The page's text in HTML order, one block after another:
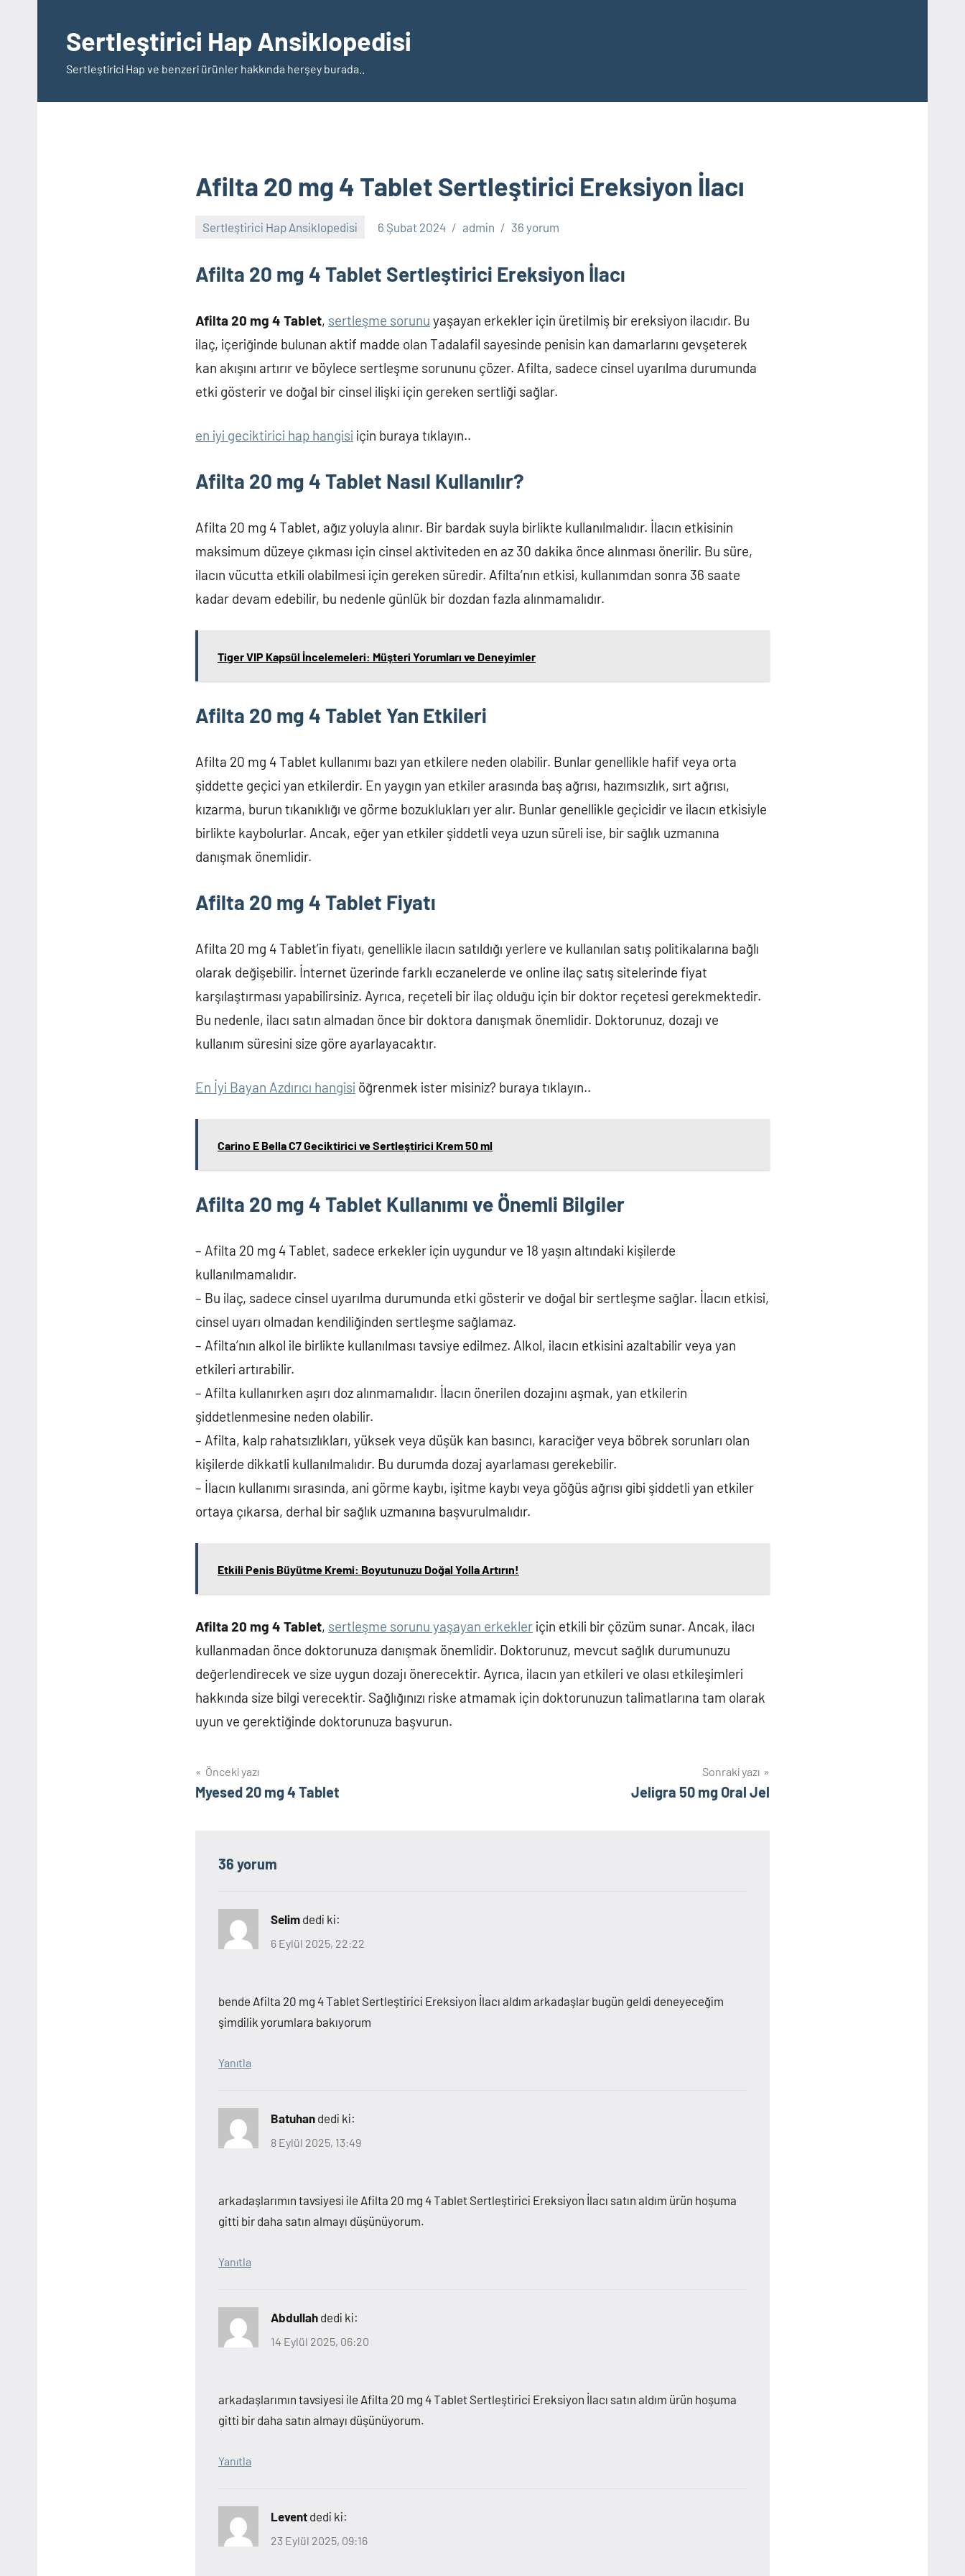
Sertleştirici Hap Ansiklopedisi
Sertleştirici Hap ve benzeri ürünler hakkında herşey burada..
Afilta 20 mg 4 Tablet Sertleştirici Ereksiyon İlacı
Sertleştirici Hap Ansiklopedisi 6 Şubat 2024 admin 36 yorum
Afilta 20 mg 4 Tablet Sertleştirici Ereksiyon İlacı
Afilta 20 mg 4 Tablet, sertleşme sorunu yaşayan erkekler için üretilmiş bir ereksiyon ilacıdır. Bu
ilaç, içeriğinde bulunan aktif madde olan Tadalafil sayesinde penisin kan damarlarını gevşeterek
kan akışını artırır ve böylece sertleşme sorununu çözer. Afilta, sadece cinsel uyarılma durumunda
etki gösterir ve doğal bir cinsel ilişki için gereken sertliği sağlar.
en iyi geciktirici hap hangisi için buraya tıklayın..
Afilta 20 mg 4 Tablet Nasıl Kullanılır?
Afilta 20 mg 4 Tablet, ağız yoluyla alınır. Bir bardak suyla birlikte kullanılmalıdır. İlacın etkisinin
maksimum düzeye çıkması için cinsel aktiviteden en az 30 dakika önce alınması önerilir. Bu süre,
ilacın vücutta etkili olabilmesi için gereken süredir. Afilta’nın etkisi, kullanımdan sonra 36 saate
kadar devam edebilir, bu nedenle günlük bir dozdan fazla alınmamalıdır.
Tiger VIP Kapsül İncelemeleri: Müşteri Yorumları ve Deneyimler
Afilta 20 mg 4 Tablet Yan Etkileri
Afilta 20 mg 4 Tablet kullanımı bazı yan etkilere neden olabilir. Bunlar genellikle hafif veya orta
şiddette geçici yan etkilerdir. En yaygın yan etkiler arasında baş ağrısı, hazımsızlık, sırt ağrısı,
kızarma, burun tıkanıklığı ve görme bozuklukları yer alır. Bunlar genellikle geçicidir ve ilacın etkisiyle
birlikte kaybolurlar. Ancak, eğer yan etkiler şiddetli veya uzun süreli ise, bir sağlık uzmanına
danışmak önemlidir.
Afilta 20 mg 4 Tablet Fiyatı
Afilta 20 mg 4 Tablet’in fiyatı, genellikle ilacın satıldığı yerlere ve kullanılan satış politikalarına bağlı
olarak değişebilir. İnternet üzerinde farklı eczanelerde ve online ilaç satış sitelerinde fiyat
karşılaştırması yapabilirsiniz. Ayrıca, reçeteli bir ilaç olduğu için bir doktor reçetesi gerekmektedir.
Bu nedenle, ilacı satın almadan önce bir doktora danışmak önemlidir. Doktorunuz, dozajı ve
kullanım süresini size göre ayarlayacaktır.
En İyi Bayan Azdırıcı hangisi öğrenmek ister misiniz? buraya tıklayın..
Carino E Bella C7 Geciktirici ve Sertleştirici Krem 50 ml
Afilta 20 mg 4 Tablet Kullanımı ve Önemli Bilgiler
– Afilta 20 mg 4 Tablet, sadece erkekler için uygundur ve 18 yaşın altındaki kişilerde
kullanılmamalıdır.
– Bu ilaç, sadece cinsel uyarılma durumunda etki gösterir ve doğal bir sertleşme sağlar. İlacın etkisi,
cinsel uyarı olmadan kendiliğinden sertleşme sağlamaz.
– Afilta’nın alkol ile birlikte kullanılması tavsiye edilmez. Alkol, ilacın etkisini azaltabilir veya yan
etkileri artırabilir.
– Afilta kullanırken aşırı doz alınmamalıdır. İlacın önerilen dozajını aşmak, yan etkilerin
şiddetlenmesine neden olabilir.
– Afilta, kalp rahatsızlıkları, yüksek veya düşük kan basıncı, karaciğer veya böbrek sorunları olan
kişilerde dikkatli kullanılmalıdır. Bu durumda dozaj ayarlaması gerekebilir.
– İlacın kullanımı sırasında, ani görme kaybı, işitme kaybı veya göğüs ağrısı gibi şiddetli yan etkiler
ortaya çıkarsa, derhal bir sağlık uzmanına başvurulmalıdır.
Etkili Penis Büyütme Kremi: Boyutunuzu Doğal Yolla Artırın!
Afilta 20 mg 4 Tablet, sertleşme sorunu yaşayan erkekler için etkili bir çözüm sunar. Ancak, ilacı
kullanmadan önce doktorunuza danışmak önemlidir. Doktorunuz, mevcut sağlık durumunuzu
değerlendirecek ve size uygun dozajı önerecektir. Ayrıca, ilacın yan etkileri ve olası etkileşimleri
hakkında size bilgi verecektir. Sağlığınızı riske atmamak için doktorunuzun talimatlarına tam olarak
uyun ve gerektiğinde doktorunuza başvurun.
Yazı
gezinmesi
Önceki yazı
Myesed 20 mg 4 Tablet
Sonraki yazı
Jeligra 50 mg Oral Jel
36 yorum
Selim dedi ki:
6 Eylül 2025, 22:22
bende Afilta 20 mg 4 Tablet Sertleştirici Ereksiyon İlacı aldım arkadaşlar bugün geldi deneyeceğim
şimdilik yorumlara bakıyorum
Yanıtla
Batuhan dedi ki:
8 Eylül 2025, 13:49
arkadaşlarımın tavsiyesi ile Afilta 20 mg 4 Tablet Sertleştirici Ereksiyon İlacı satın aldım ürün hoşuma
gitti bir daha satın almayı düşünüyorum.
Yanıtla
Abdullah dedi ki:
14 Eylül 2025, 06:20
arkadaşlarımın tavsiyesi ile Afilta 20 mg 4 Tablet Sertleştirici Ereksiyon İlacı satın aldım ürün hoşuma
gitti bir daha satın almayı düşünüyorum.
Yanıtla
Levent dedi ki:
23 Eylül 2025, 09:16